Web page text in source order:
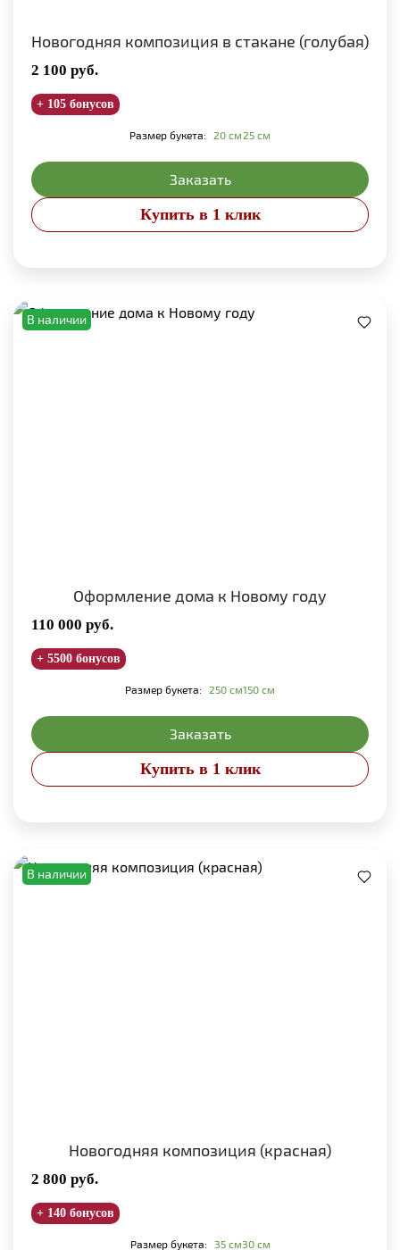
Новогодняя композиция в стакане (голубая)
2 100 руб.
+ 105 бонусов
Размер букета: 20 см25 см
Заказать
Купить в 1 клик
В наличии
Оформление дома к Новому году
110 000 руб.
+ 5500 бонусов
Размер букета: 250 см150 см
Заказать
Купить в 1 клик
В наличии
Новогодняя композиция (красная)
2 800 руб.
+ 140 бонусов
Размер букета: 35 см30 см